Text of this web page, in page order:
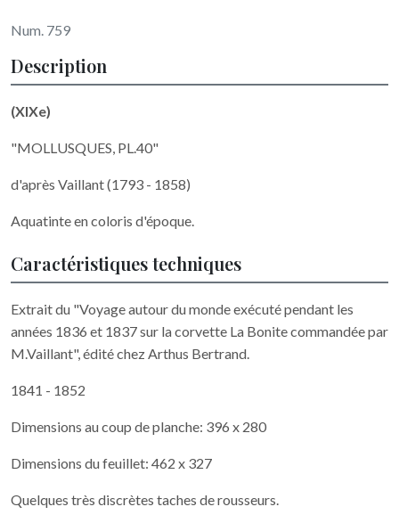
Num. 759
Description
(XIXe)
"MOLLUSQUES, PL.40"
d'après Vaillant (1793 - 1858)
Aquatinte en coloris d'époque.
Caractéristiques techniques
Extrait du "Voyage autour du monde exécuté pendant les
années 1836 et 1837 sur la corvette La Bonite commandée par
M.Vaillant", édité chez Arthus Bertrand.
1841 - 1852
Dimensions au coup de planche: 396 x 280
Dimensions du feuillet: 462 x 327
Quelques très discrètes taches de rousseurs.